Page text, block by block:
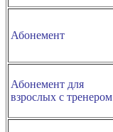
Абонемент
Абонемент для
взрослых с тренером